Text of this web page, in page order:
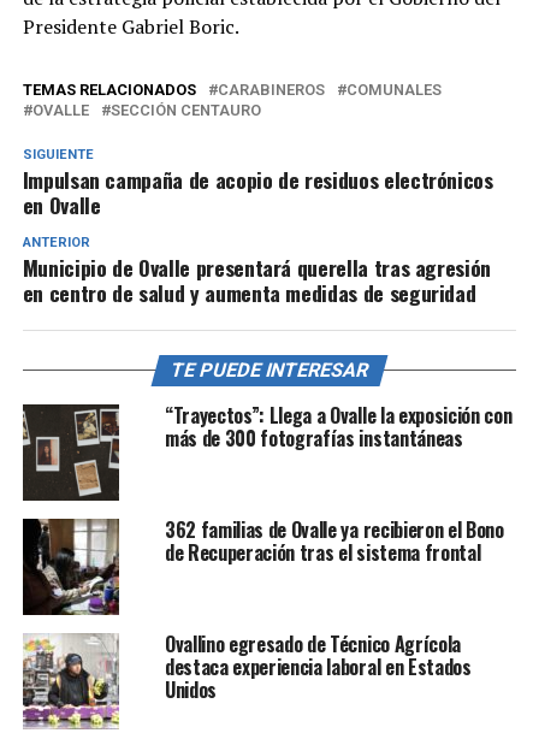
Presidente Gabriel Boric.
TEMAS RELACIONADOS CARABINEROS
COMUNALES
OVALLE
SECCIÓN CENTAURO
SIGUIENTE
Impulsan campaña de acopio de residuos electrónicos
en Ovalle
ANTERIOR
Municipio de Ovalle presentará querella tras agresión
en centro de salud y aumenta medidas de seguridad
TE PUEDE INTERESAR
“Trayectos”: Llega a Ovalle la exposición con
más de 300 fotografías instantáneas
362 familias de Ovalle ya recibieron el Bono
de Recuperación tras el sistema frontal
Ovallino egresado de Técnico Agrícola
destaca experiencia laboral en Estados
Unidos